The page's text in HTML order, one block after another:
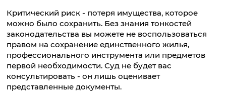
Критический риск - потеря имущества, которое
можно было сохранить. Без знания тонкостей
законодательства вы можете не воспользоваться
правом на сохранение единственного жилья,
профессионального инструмента или предметов
первой необходимости. Суд не будет вас
консультировать - он лишь оценивает
представленные документы.